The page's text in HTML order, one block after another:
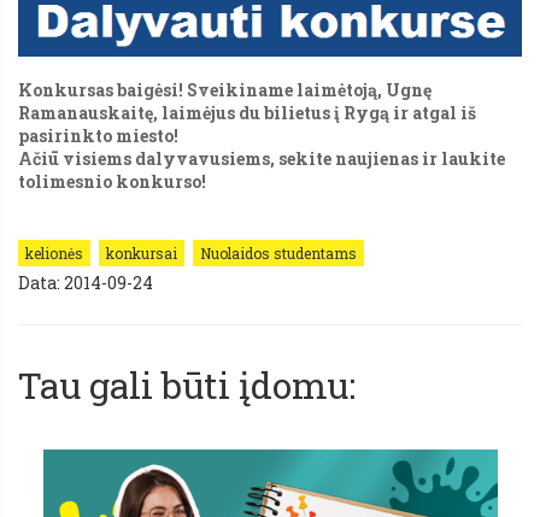
Konkursas baigėsi! Sveikiname laimėtoją, Ugnę
Ramanauskaitę, laimėjus du bilietus į Rygą ir atgal iš
pasirinkto miesto!
Ačiū visiems dalyvavusiems, sekite naujienas ir laukite
tolimesnio konkurso!
kelionės konkursai Nuolaidos studentams
Data: 2014-09-24
Tau gali būti įdomu: